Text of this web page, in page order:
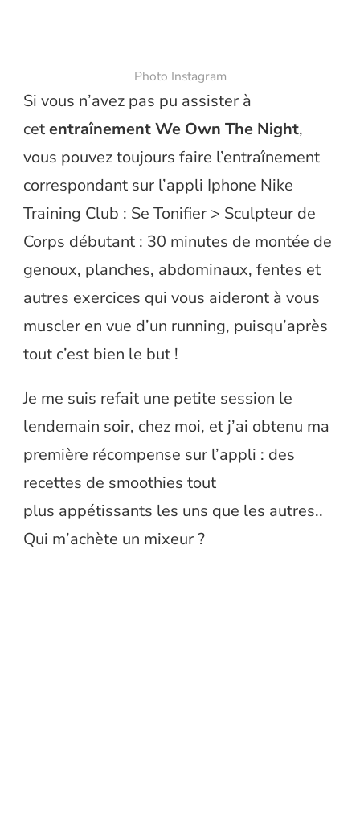
Photo Instagram
Si vous n’avez pas pu assister à
cetentraînement We Own The Night,
vous pouvez toujours faire l’entraînement
correspondant sur l’appli Iphone Nike
Training Club : Se Tonifier > Sculpteur de
Corps débutant : 30 minutes de montée de
genoux, planches, abdominaux, fentes et
autres exercices qui vous aideront à vous
muscler en vue d’un running, puisqu’après
tout c’est bien le but !
Je me suis refait une petite session le
lendemain soir, chez moi, et j’ai obtenu ma
première récompense sur l’appli : des
recettes de smoothies tout
plus appétissants les uns que les autres..
Qui m’achète un mixeur ?